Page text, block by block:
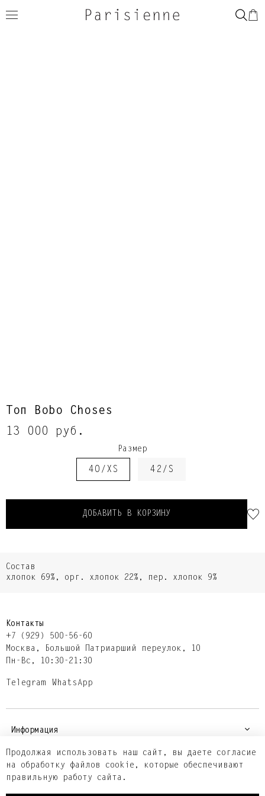
Топ Bobo Choses
13 000 руб.
Размер
40/XS 42/S
ДОБАВИТЬ В КОРЗИНУ
Состав
хлопок 69%, орг. хлопок 22%, пер. хлопок 9%
Информация
Контакты
+7 (929) 500-56-60
Москва,​ Большой Патриарший переулок,​ 10
Пн-Вс, 10:30-21:30
Telegram WhatsApp
Продолжая использовать наш сайт, вы даете согласие
на обработку файлов cookie, которые обеспечивают
правильную работу сайта.